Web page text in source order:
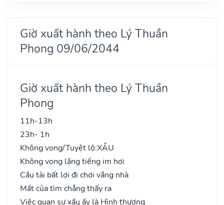
Giờ xuất hành theo Lý Thuần
Phong 09/06/2044
Giờ xuất hành theo Lý Thuần
Phong
11h-13h
23h- 1h
Không vong/Tuyệt lộ:XẤU
Không vong lặng tiếng im hơi
Cầu tài bất lợi đi chơi vắng nhà
Mất của tìm chẳng thấy ra
Việc quan sự xấu ấy là Hình thương